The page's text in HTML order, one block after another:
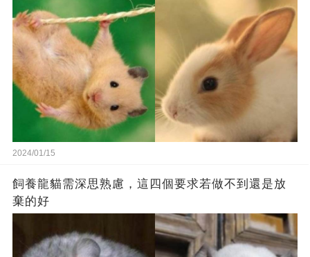
2024/01/15
飼養龍貓需深思熟慮，這四個要求若做不到還是放
棄的好